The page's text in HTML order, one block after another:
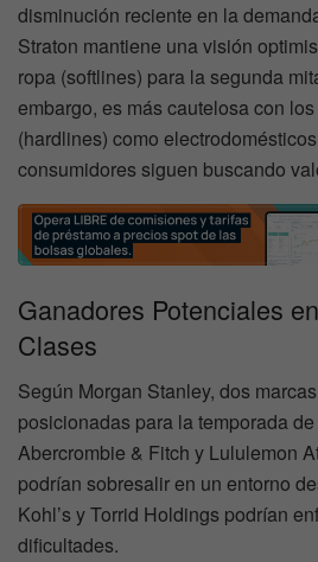
disminución reciente en la
Straton mantiene una visión
ropa (softlines) para la segunda
embargo, es más cautelosa con
(hardlines) como
consumidores siguen buscando
Ganadores Potenciales
Clases
Según Morgan Stanley, dos
posicionadas para la temporada
Abercrombie & Fitch y Lululemon
podrían sobresalir en un entorno
Kohl’s y Torrid Holdings podrían
dificultades.